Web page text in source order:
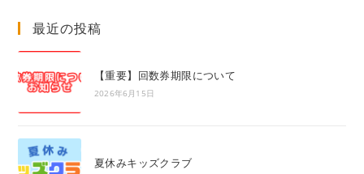
最近の投稿
【重要】回数券期限について
2026年6月15日
夏休みキッズクラブ